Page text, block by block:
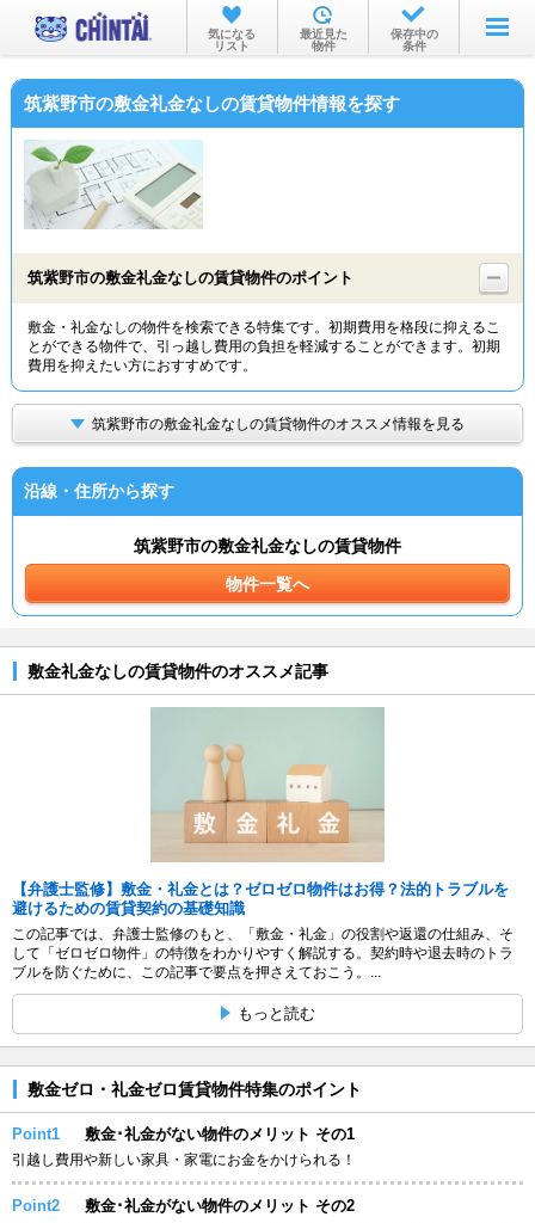
お部屋を探す
沿線・駅から
物件特集から
TOP
気になる
リスト
最近見た
物件
保存中の
条件
筑紫野市の敷金礼金なしの賃貸物件情報を探す
筑紫野市の敷金礼金なしの賃貸物件のポイント
敷金・礼金なしの物件を検索できる特集です。初期費用を格段に抑えるこ
とができる物件で、引っ越し費用の負担を軽減することができます。初期
費用を抑えたい方におすすめです。
筑紫野市の敷金礼金なしの賃貸物件のオススメ情報を見る
沿線・住所から探す
筑紫野市の敷金礼金なしの賃貸物件
物件一覧へ
敷金礼金なしの賃貸物件のオススメ記事
【弁護士監修】敷金・礼金とは？ゼロゼロ物件はお得？法的トラブルを
避けるための賃貸契約の基礎知識
この記事では、弁護士監修のもと、「敷金・礼金」の役割や返還の仕組み、そ
して「ゼロゼロ物件」の特徴をわかりやすく解説する。契約時や退去時のトラ
ブルを防ぐために、この記事で要点を押さえておこう。...
もっと読む
敷金ゼロ・礼金ゼロ賃貸物件特集のポイント
Point1 敷金･礼金がない物件のメリット その1
引越し費用や新しい家具・家電にお金をかけられる！
Point2 敷金･礼金がない物件のメリット その2